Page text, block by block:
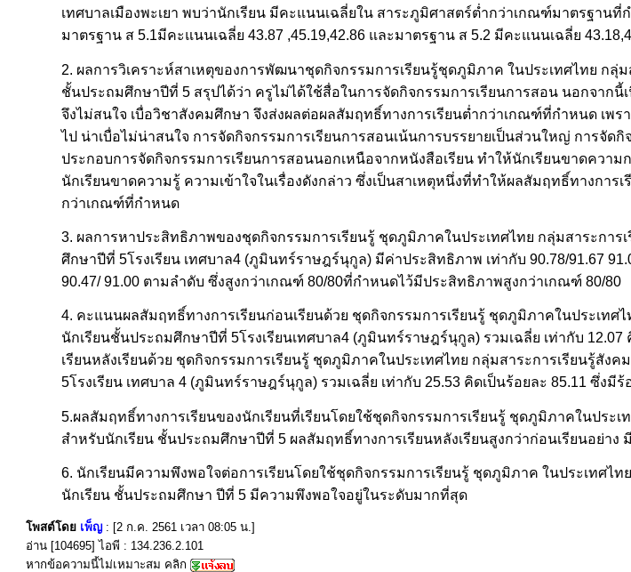
เทศบาลเมืองพะเยา พบว่านักเรียน มีคะแนนเฉลี่ยใน สาระภูมิศาสตร์ต่ำกว่าเกณฑ์มาตรฐาน
มาตรฐาน ส 5.1มีคะแนนเฉลี่ย 43.87 ,45.19,42.86 และมาตรฐาน ส 5.2 มีคะแนนเฉลี่ย
2. ผลการวิเคราะห์สาเหตุของการพัฒนาชุดกิจกรรมการเรียนรู้ชุดภูมิภาค ในประเทศไทย กลุ่
ชั้นประถมศึกษาปีที่ 5 สรุปได้ว่า ครูไม่ได้ใช้สื่อในการจัดกิจกรรมการเรียนการสอน นอกจากนี้เ
จึงไม่สนใจ เบื่อวิชาสังคมศึกษา จึงส่งผลต่อผลสัมฤทธิ์ทางการเรียนต่ำกว่าเกณฑ์ที่กำหนด เพ
ไป น่าเบื่อไม่น่าสนใจ การจัดกิจกรรมการเรียนการสอนเน้นการบรรยายเป็นส่วนใหญ่ การจัด
ประกอบการจัดกิจกรรมการเรียนการสอนนอกเหนือจากหนังสือเรียน ทำให้นักเรียนขาดความ
นักเรียนขาดความรู้ ความเข้าใจในเรื่องดังกล่าว ซึ่งเป็นสาเหตุหนึ่งที่ทำให้ผลสัมฤทธิ์ทางกา
กว่าเกณฑ์ที่กำหนด
3. ผลการหาประสิทธิภาพของชุดกิจกรรมการเรียนรู้ ชุดภูมิภาคในประเทศไทย กลุ่มสาระกา
ศึกษาปีที่ 5โรงเรียน เทศบาล4 (ภูมินทร์ราษฎร์นุกูล) มีค่าประสิทธิภาพ เท่ากับ 90.78/91.67
90.47/ 91.00 ตามลำดับ ซึ่งสูงกว่าเกณฑ์ 80/80ที่กำหนดไว้มีประสิทธิภาพสูงกว่าเกณฑ์ 80/80
4. คะแนนผลสัมฤทธิ์ทางการเรียนก่อนเรียนด้วย ชุดกิจกรรมการเรียนรู้ ชุดภูมิภาคในประเทศ
นักเรียนชั้นประถมศึกษาปีที่ 5โรงเรียนเทศบาล4 (ภูมินทร์ราษฎร์นุกูล) รวมเฉลี่ย เท่ากับ
เรียนหลังเรียนด้วย ชุดกิจกรรมการเรียนรู้ ชุดภูมิภาคในประเทศไทย กลุ่มสาระการเรียนรู้สั
5โรงเรียน เทศบาล 4 (ภูมินทร์ราษฎร์นุกูล) รวมเฉลี่ย เท่ากับ 25.53 คิดเป็นร้อยละ 85.11 ซึ่งมี
5.ผลสัมฤทธิ์ทางการเรียนของนักเรียนที่เรียนโดยใช้ชุดกิจกรรมการเรียนรู้ ชุดภูมิภาคในประ
สำหรับนักเรียน ชั้นประถมศึกษาปีที่ 5 ผลสัมฤทธิ์ทางการเรียนหลังเรียนสูงกว่าก่อนเรียนอย่า
6. นักเรียนมีความพึงพอใจต่อการเรียนโดยใช้ชุดกิจกรรมการเรียนรู้ ชุดภูมิภาค ในประเทศไ
นักเรียน ชั้นประถมศึกษา ปีที่ 5 มีความพึงพอใจอยู่ในระดับมากที่สุด
โพสต์โดย เพ็ญ : [2 ก.ค. 2561 เวลา 08:05 น.]
อ่าน [104695] ไอพี : 134.236.2.101
หากข้อความนี้ไม่เหมาะสม คลิก